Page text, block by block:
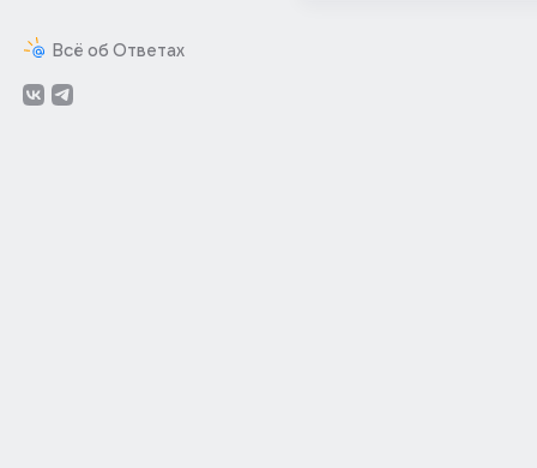
Всё об Ответах